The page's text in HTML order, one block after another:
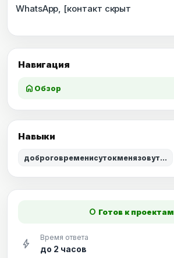
Навигация
home Обзор
Навыки
доброговременисутокменязовут…
WhatsApp, [контакт скрыт
fiber_manual_record Готов к проектам
bolt Время ответа
до 2 часов